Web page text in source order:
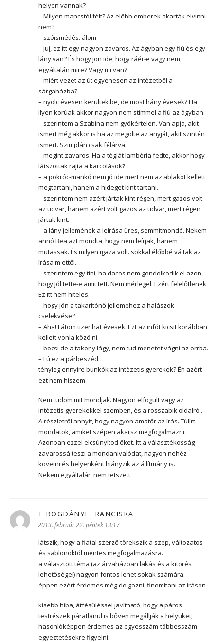
helyen vannak?
– Milyen mancstól félt? Az előbb emberek akarták elvinni
nem?
– szóismétlés: álom
– juj, ez itt egy nagyon zavaros. Az ágyban egy fiú és egy
lány van? És hogy jön ide, hogy ráér-e vagy nem,
egyáltalán mire? Vagy mi van?
– miért vezet az út egyenesen az intézetből a
sárgaházba?
– nyolc évesen kerültek be, de most hány évesek? Ha
ilyen korúak akkor nagyon nem stimmel a fiú az ágyban.
– szerintem a Szabina nem gyökértelen. Van apja, akit
ismert még akkor is ha az megölte az anyját, akit szintén
ismert. Szimplán csak félárva.
– megint zavaros. Ha a téglát lambéria fedte, akkor hogy
látszottak rajta a karcolások?
– a pokróc-mankó nem jó ide mert nem az ablakot kellett
megtartani, hanem a hideget kint tartani.
– szerintem nem azért jártak kint régen, mert gazos volt
az udvar, hanem azért volt gazos az udvar, mert régen
jártak kint.
– a lány jellemének a leírása üres, semmitmondó. Nekem
annó Bea azt mondta, hogy nem leírjak, hanem
mutassak. És milyen igaza volt. sokkal élőbbé váltak az
írásaim ettől.
– szerintem egy tini, ha dacos nem gondolkodik el azon,
hogy jól tette-e amit tett. Nem mérlegel. Ezért felelőtlenek.
Ez itt nem hiteles.
– hogy jön a takarítónő jelleméhez a halászok
cselekvése?
– Aha! Látom tizenhat évesek. Ezt az infót kicsit korábban
kellett vonla közölni.
– bocsi de a takony lágy, nem tud menetet vágni az orrba.
– Fú ez a párbeszéd…
tényleg ennyire bunkók az intézetis gyerekek? Én azért
ezt nem hiszem.
Nem tudom mit mondjak. Nagyon elfogult vagy az
intézetis gyerekekkel szemben, és a rosszabik oldalról.
A részletről annyit, hogy nagyon amatőr az írás. Túlírt
mondatok, amiket szépen akarsz megfogalmazni.
Azonban ezzel elcsúnyítod őket. Itt a választékosság
zavarossá teszi a mondanivalódat, nagyon nehéz
követni és helyenként hiányzik az állítmány is.
Nekem egyáltalán nem tetszett.
T BOGDÁNYI FRANCISKA
2013. február 22. péntek 13:17
látszik, hogy a fiatal szerző törekszik a szép, változatos
és sablonoktól mentes megfogalmazásra.
a választott téma (az árvaházban lakás és a kitörés
lehetőségei) nagyon fontos lehet sokak számára.
éppen ezért érdemes még dolgozni, finomítani az íráson.
kisebb hiba, átfésüléssel javítható, hogy a páros
testrészek páratlanul is bőven megállják a helyüket;
hasonlóképpen érdemes az egyesszám-többesszám
egyeztetésekre figyelni.